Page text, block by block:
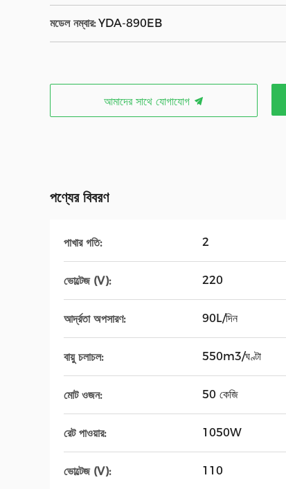
মডেল নম্বার: YDA-890EB
আমাদের সাথে যোগাযোগ
পণ্যের বিবরণ
পাখার গতি: 2
ভোল্টেজ (V): 220
আর্দ্রতা অপসারণ: 90L/দিন
বায়ু চলাচল: 550m3/ঘণ্টা
মোট ওজন: 50 কেজি
রেট পাওয়ার: 1050W
ভোল্টেজ (V): 110